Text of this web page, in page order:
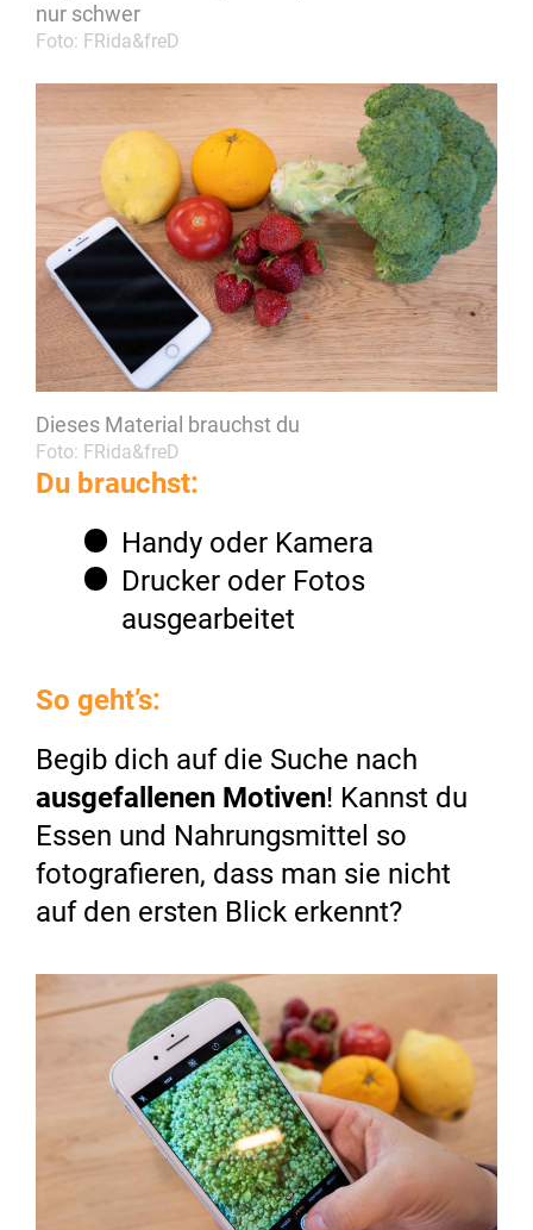
nur schwer
Foto: FRida&freD
Dieses Material brauchst du
Foto: FRida&freD
Du brauchst:
Handy oder Kamera
Drucker oder Fotos
ausgearbeitet
So geht’s:
Begib dich auf die Suche nach
ausgefallenen Motiven! Kannst du
Essen und Nahrungsmittel so
fotografieren, dass man sie nicht
auf den ersten Blick erkennt?